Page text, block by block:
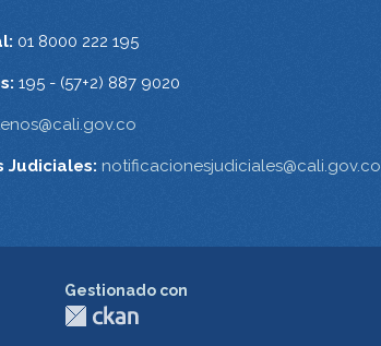
01 8000 222 195
195 - (57+2) 887 9020
Judiciales: notificacionesjudiciales@cali.gov.co
Gestionado con